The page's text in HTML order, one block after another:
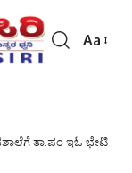
Font
Aa
ತಾ.ಪಂ ಇಓ ಭೇಟಿ